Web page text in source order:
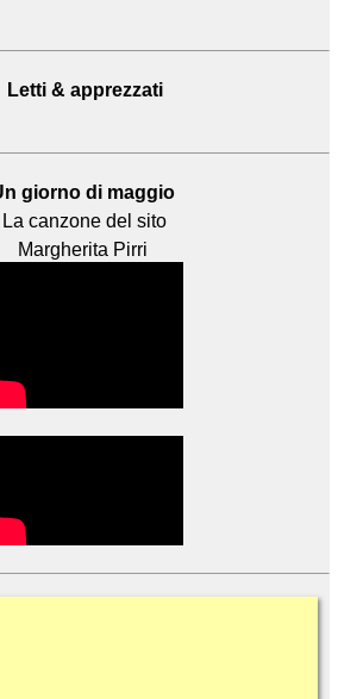
Letti & apprezzati
giorno di maggio
La canzone del sito
Margherita Pirri